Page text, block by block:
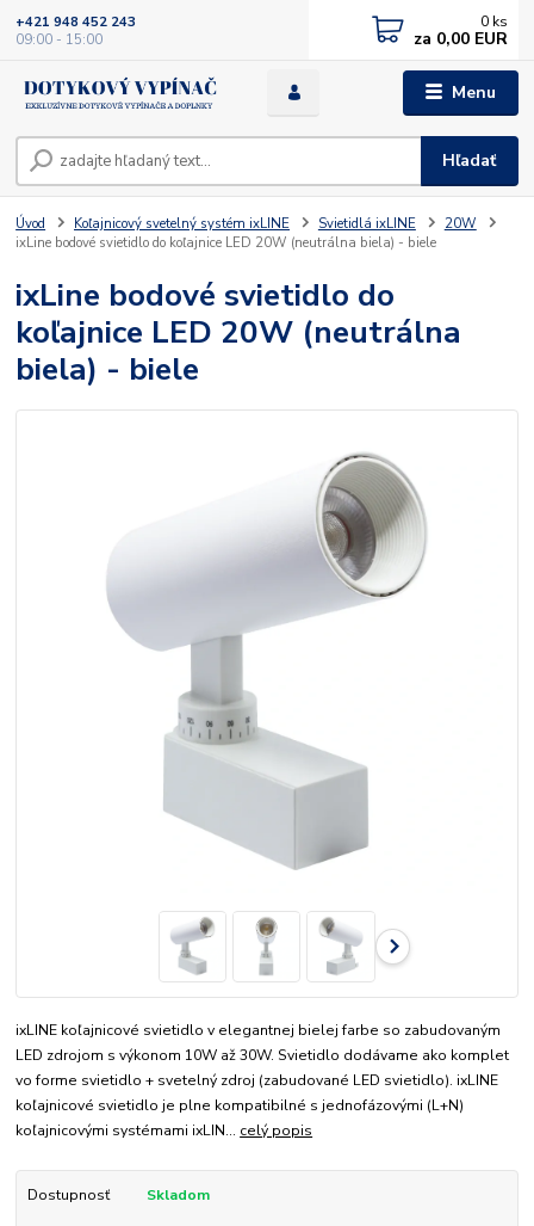
Menu
Hľadať
+421 948 452 243
09:00 - 15:00
0 ks
za 0,00 EUR
Úvod Koľajnicový svetelný systém ixLINE Svietidlá ixLINE
20W
ixLine bodové svietidlo do koľajnice LED 20W (neutrálna biela) - biele
ixLine bodové svietidlo do
koľajnice LED 20W (neutrálna
biela) - biele
ixLINE koľajnicové svietidlo v elegantnej bielej farbe so zabudovaným
LED zdrojom s výkonom 10W až 30W. Svietidlo dodávame ako komplet
vo forme svietidlo + svetelný zdroj (zabudované LED svietidlo). ixLINE
koľajnicové svietidlo je plne kompatibilné s jednofázovými (L+N)
koľajnicovými systémami ixLIN... celý popis
Dostupnosť Skladom